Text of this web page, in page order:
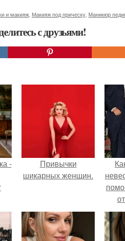
и макияж Макияж под прическу Маникюр
с друзьями!
-
и
Привычки
шикарных женщин.